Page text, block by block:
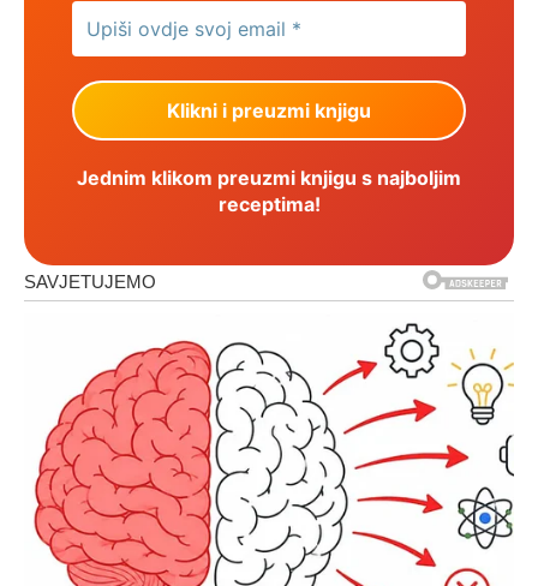
Jednim klikom preuzmi knjigu s najboljim
receptima!